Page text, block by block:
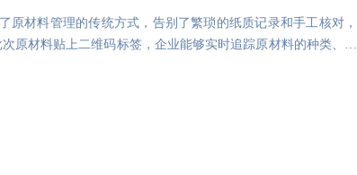
原材料管理的传统方式，告别了繁琐的纸质记录和手工核对，
原材料贴上二维码标签，企业能够实时追踪原材料的种类、数